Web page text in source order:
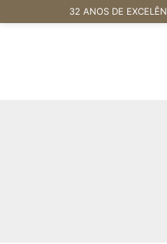
32 ANOS DE